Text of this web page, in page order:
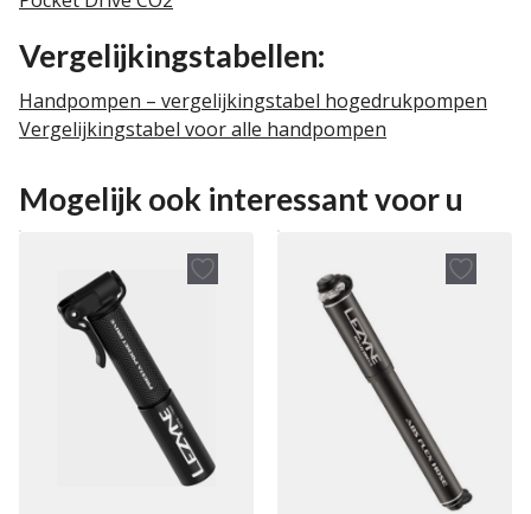
Vergelijkingstabellen:
Handpompen – vergelijkingstabel hogedrukpompen
Vergelijkingstabel voor alle handpompen
Mogelijk ook interessant voor u